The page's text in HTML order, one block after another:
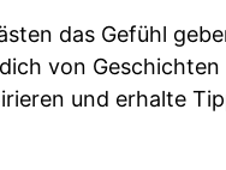
das Gefühl
von Geschichten
und erhalte